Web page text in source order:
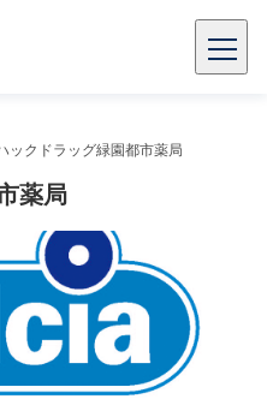
ックドラッグ緑園都市薬局
薬局